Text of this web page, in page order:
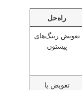
راه‌حل
تعویض رینگ‌های
پیستون
تعویض یا